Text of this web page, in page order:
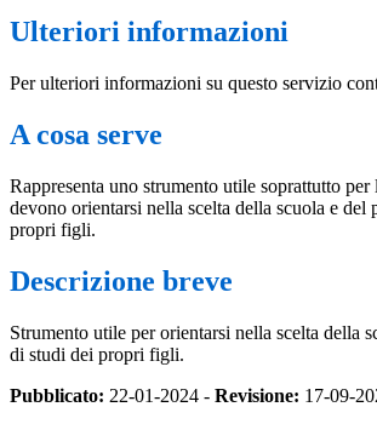
Ulteriori informazioni
Per ulteriori informazioni su questo servizio
A cosa serve
Rappresenta uno strumento utile soprattutto
devono orientarsi nella scelta della scuola e del
propri figli.
Descrizione breve
Strumento utile per orientarsi nella scelta della
di studi dei propri figli.
Pubblicato: 22-01-2024 - Revisione: 17-09-